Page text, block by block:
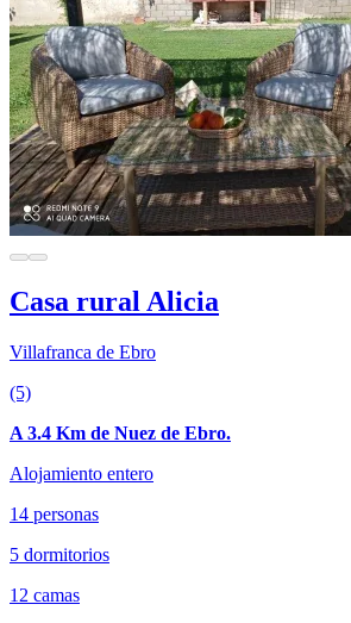
Casa rural Alicia
Villafranca de Ebro
(5)
A 3.4 Km de Nuez de Ebro.
Alojamiento entero
14 personas
5 dormitorios
12 camas